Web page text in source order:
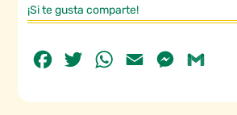
¡Si te gusta comparte!
Facebook
TwitterWhatsApp
Email Messenger